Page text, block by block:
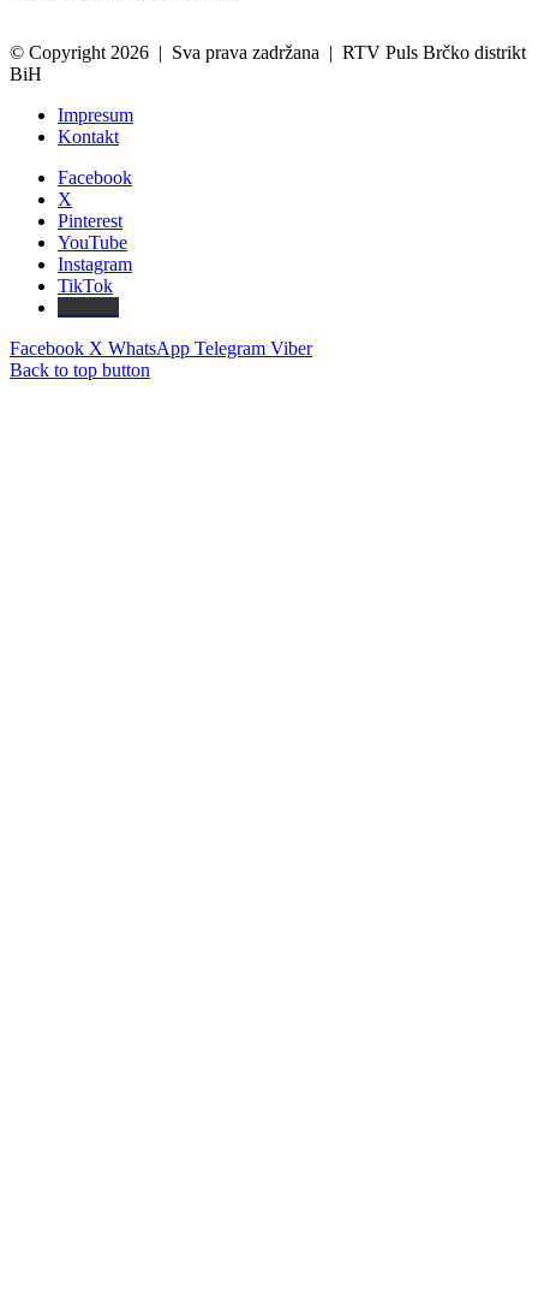
© Copyright 2026 | Sva prava zadržana | RTV Puls Brčko distrikt
BiH
Impresum
Kontakt
Facebook
X
Pinterest
YouTube
Instagram
TikTok
Facebook X WhatsApp Telegram Viber
Back to top button